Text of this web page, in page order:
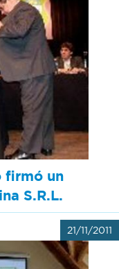
firmó un
S.R.L.
21/11/2011